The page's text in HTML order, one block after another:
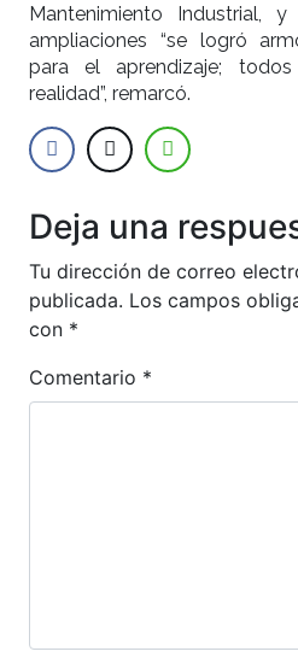
Mantenimiento Industrial,
ampliaciones “se logró
para el aprendizaje;
realidad”, remarcó.
Deja una
Tu dirección de correo
publicada. Los campos
con *
Comentario *